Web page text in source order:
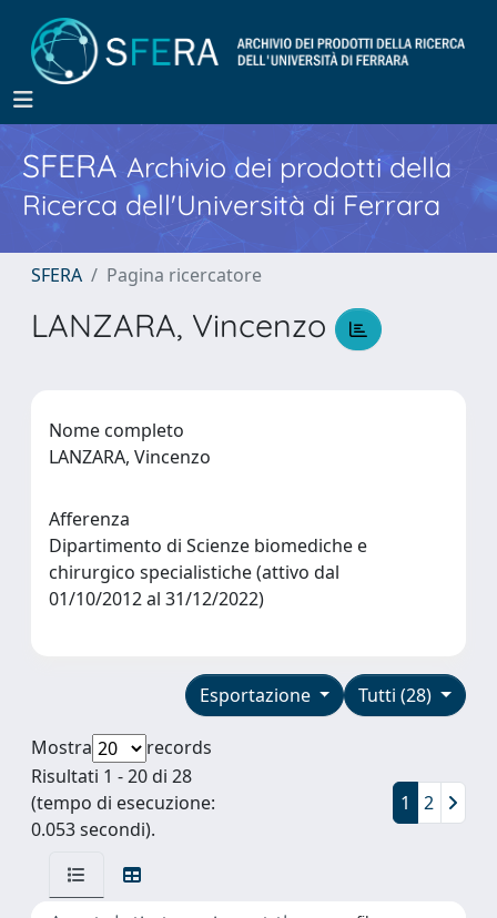
SFERA Archivio dei prodotti della
Ricerca dell'Università di Ferrara
SFERA Pagina ricercatore
LANZARA, Vincenzo
Nome completo
LANZARA, Vincenzo
Afferenza
Dipartimento di Scienze biomediche e
chirurgico specialistiche (attivo dal
01/10/2012 al 31/12/2022)
Tutti (28)
Esportazione
Mostra
records
Risultati 1 - 20 di 28
(tempo di esecuzione:
0.053 secondi).
1 2